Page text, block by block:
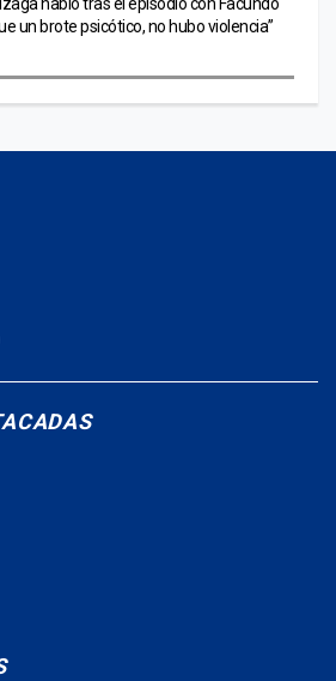
un brote psicótico, no hubo violencia”